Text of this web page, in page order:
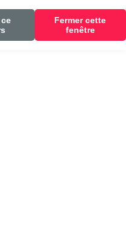
Fermer cette
fenêtre